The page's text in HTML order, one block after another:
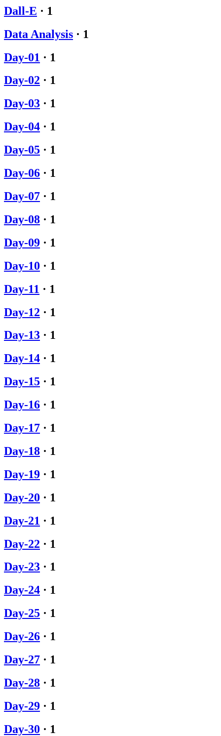
Dall-E · 1
Data Analysis · 1
Day-01 · 1
Day-02 · 1
Day-03 · 1
Day-04 · 1
Day-05 · 1
Day-06 · 1
Day-07 · 1
Day-08 · 1
Day-09 · 1
Day-10 · 1
Day-11 · 1
Day-12 · 1
Day-13 · 1
Day-14 · 1
Day-15 · 1
Day-16 · 1
Day-17 · 1
Day-18 · 1
Day-19 · 1
Day-20 · 1
Day-21 · 1
Day-22 · 1
Day-23 · 1
Day-24 · 1
Day-25 · 1
Day-26 · 1
Day-27 · 1
Day-28 · 1
Day-29 · 1
Day-30 · 1